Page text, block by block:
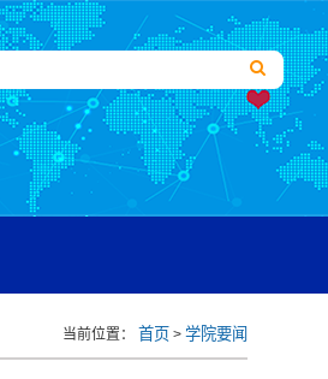
当前位置： 首页 > 学院要闻